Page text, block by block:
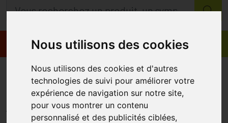
Nous utilisons des cookies
Nous utilisons des cookies et d'autres
technologies de suivi pour améliorer votre
expérience de navigation sur notre site,
pour vous montrer un contenu
personnalisé et des publicités ciblées,
Promos Produits
Eye Care Vernis à ongles Ultra
Silicium Urée 1552 Flamboyant
EYE CARE